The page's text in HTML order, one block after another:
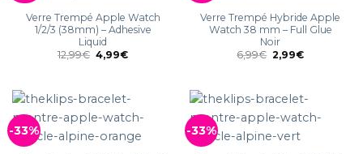
Verre Trempé Apple Watch
1/2/3 (38mm) – Adhesive
Liquid
12,99€ 4,99€
Verre Trempé Hybride Apple
Watch 38 mm – Full Glue
Noir
6,99€ 2,99€
-33% -33%